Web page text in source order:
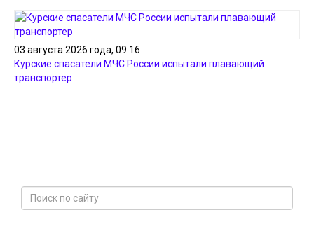
03 августа 2026 года, 09:16
Курские спасатели МЧС России испытали плавающий
транспортер